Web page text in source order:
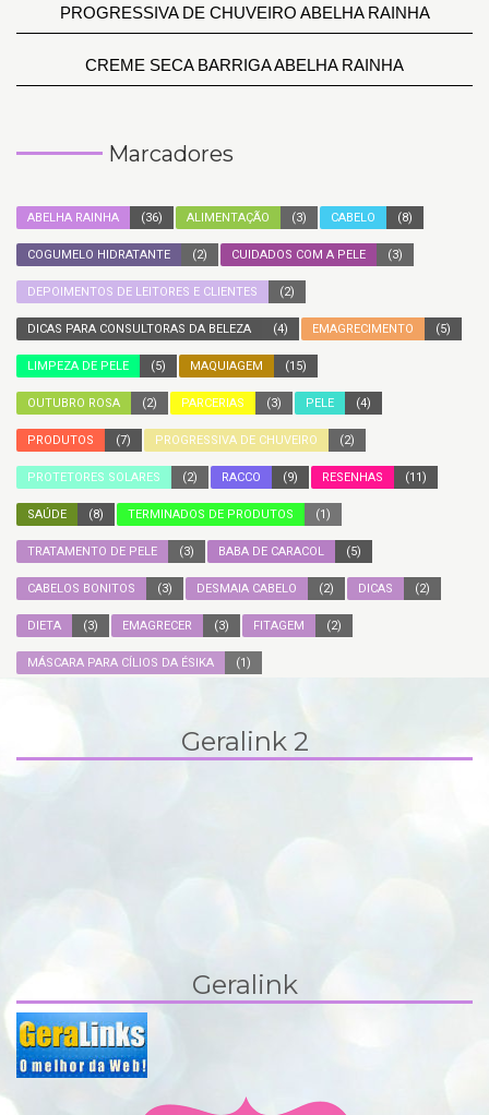
PROGRESSIVA DE CHUVEIRO ABELHA RAINHA
CREME SECA BARRIGA ABELHA RAINHA
Marcadores
ABELHA RAINHA (36) ALIMENTAÇÃO (3) CABELO (8)
COGUMELO HIDRATANTE (2) CUIDADOS COM A PELE (3)
DEPOIMENTOS DE LEITORES E CLIENTES (2)
DICAS PARA CONSULTORAS DA BELEZA (4) EMAGRECIMENTO (5)
LIMPEZA DE PELE (5) MAQUIAGEM (15)
OUTUBRO ROSA (2) PARCERIAS (3) PELE (4)
PRODUTOS (7) PROGRESSIVA DE CHUVEIRO (2)
PROTETORES SOLARES (2) RACCO (9) RESENHAS (11)
SAÚDE (8) TERMINADOS DE PRODUTOS (1)
TRATAMENTO DE PELE (3) BABA DE CARACOL (5)
CABELOS BONITOS (3) DESMAIA CABELO (2) DICAS (2)
DIETA (3) EMAGRECER (3) FITAGEM (2)
MÁSCARA PARA CÍLIOS DA ÉSIKA (1)
Geralink 2
Geralink